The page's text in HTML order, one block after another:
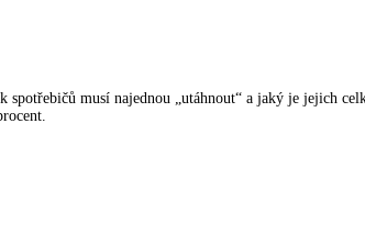
musí najednou „utáhnout“ a jaký je jejich